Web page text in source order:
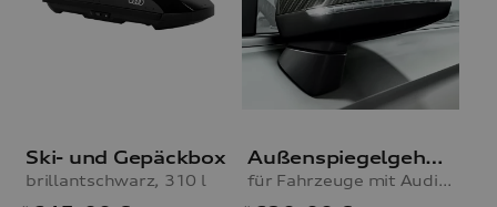
Ski- und Gepäckbox
brillantschwarz, 310 l
Außenspiegelgehäuse Carbon
für Fahrzeuge mit Audi side assist